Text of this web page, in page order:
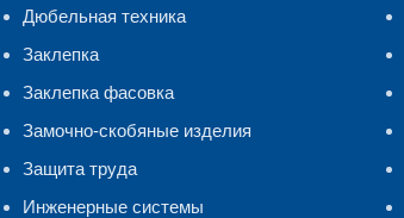
Дюбельная техника
Заклепка
Заклепка фасовка
Замочно-скобяные изделия
Защита труда
Инженерные системы